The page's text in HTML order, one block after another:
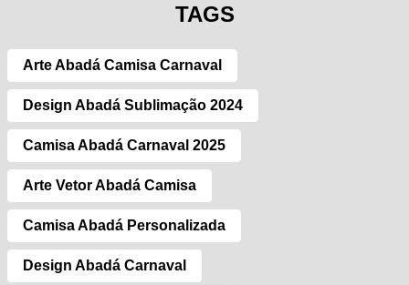
TAGS
Arte Abadá Camisa Carnaval
Design Abadá Sublimação 2024
Camisa Abadá Carnaval 2025
Arte Vetor Abadá Camisa
Camisa Abadá Personalizada
Design Abadá Carnaval